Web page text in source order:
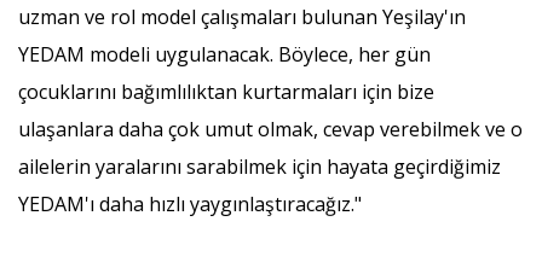
uzman ve rol model çalışmaları bulunan Yeşilay'ın
YEDAM modeli uygulanacak. Böylece, her gün
çocuklarını bağımlılıktan kurtarmaları için bize
ulaşanlara daha çok umut olmak, cevap verebilmek ve o
ailelerin yaralarını sarabilmek için hayata geçirdiğimiz
YEDAM'ı daha hızlı yaygınlaştıracağız."